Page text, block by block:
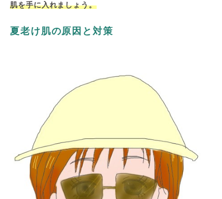
肌を手に入れましょう。
夏老け肌の原因と対策